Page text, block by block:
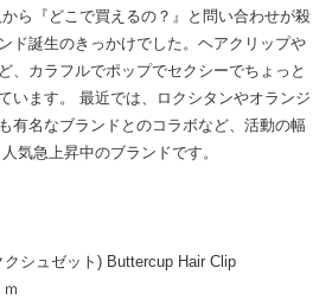
ら『どこで買えるの？』と問い合わせが殺
ド誕生のきっかけでした。ヘアクリップや
、カラフルでポップでセクシーでちょっと
います。 最近では、ロクシタンやオランジ
有名なブランドとのコラボなど、活動の幅
気急上昇中のブランドです。
シュゼット) Buttercup Hair Clip